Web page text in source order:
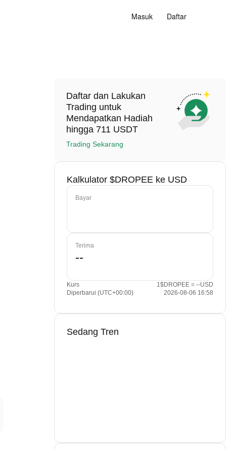
Masuk Daftar
Daftar dan Lakukan
Trading untuk
Mendapatkan Hadiah
hingga 711 USDT
Trading Sekarang
Kalkulator $DROPEE ke USD
Bayar
Terima
Kurs
1$DROPEE = --USD
Diperbarui (UTC+00:00)
2026-08-06 16:58
Sedang Tren